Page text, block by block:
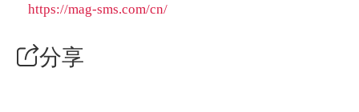
https://mag-sms.com/cn/
分享